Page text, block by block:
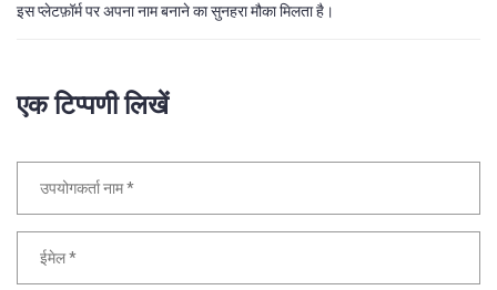
इस प्लेटफ़ॉर्म पर अपना नाम बनाने का सुनहरा मौका मिलता है।
एक टिप्पणी लिखें